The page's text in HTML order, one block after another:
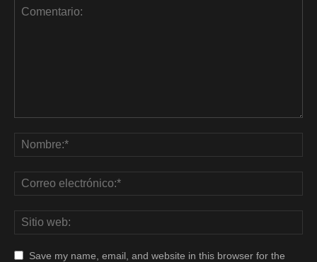
Save my name, email, and website in this browser for the